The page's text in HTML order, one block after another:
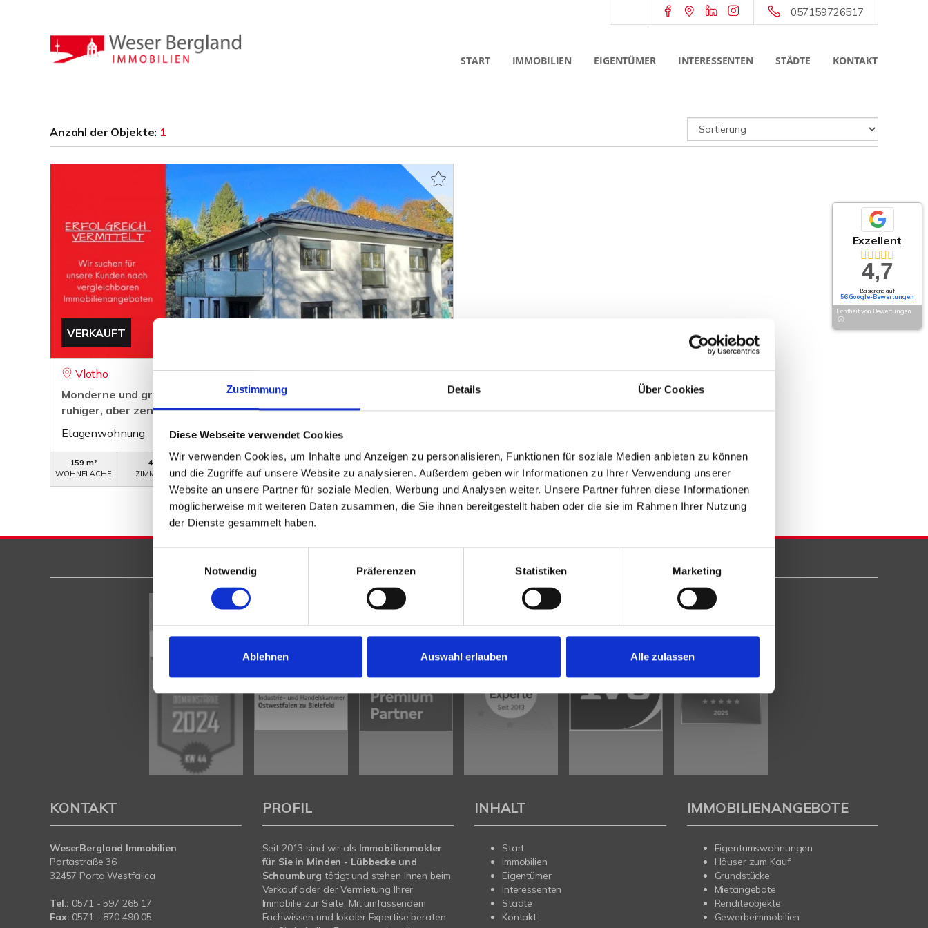
Zustimmung Details Über Cookies
Diese Webseite verwendet Cookies
Wir verwenden Cookies, um Inhalte und Anzeigen zu personalisieren, Funktionen für soziale Medien anbieten zu können
und die Zugriffe auf unsere Website zu analysieren. Außerdem geben wir Informationen zu Ihrer Verwendung unserer
Website an unsere Partner für soziale Medien, Werbung und Analysen weiter. Unsere Partner führen diese Informationen
möglicherweise mit weiteren Daten zusammen, die Sie ihnen bereitgestellt haben oder die sie im Rahmen Ihrer Nutzung
der Dienste gesammelt haben.
Notwendig
Präferenzen Statistiken Marketing
Ablehnen Auswahl erlauben Alle zulassen
057159726517
START IMMOBILIEN EIGENTÜMER INTERESSENTEN STÄDTE KONTAKT
Anzahl der Objekte: 1
VERKAUFT
Vlotho
Monderne und großzügige Eigentumswohnungen im Erstbezug, in
ruhiger, aber zentraler Lage!
Etagenwohnung
159 m²
WOHNFLÄCHE
4
ZIMMER
WB-243-OG
OBJEKTNUMMER
ZUM EXPOSÉ
Exzellent
4,7
Basierend auf
56 Google-Bewertungen
Echtheit von Bewertungen
PARTNER & AUSZEICHNUNGEN
KONTAKT
WeserBergland Immobilien
Portastraße 36
32457 Porta Westfalica
Tel.: 0571 - 597 265 17
Fax: 0571 - 870 490 05
PROFIL
Seit 2013 sind wir als Immobilienmakler
für Sie in Minden - Lübbecke und
Schaumburgtätigt und stehen Ihnen beim
Verkauf oder der Vermietung Ihrer
Immobilie zur Seite. Mit umfassendem
Fachwissen und lokaler Expertise beraten
INHALT
Start
Immobilien
Eigentümer
Interessenten
Städte
Kontakt
IMMOBILIENANGEBOTE
Eigentumswohnungen
Häuser zum Kauf
Grundstücke
Mietangebote
Renditeobjekte
Gewerbeimmobilien